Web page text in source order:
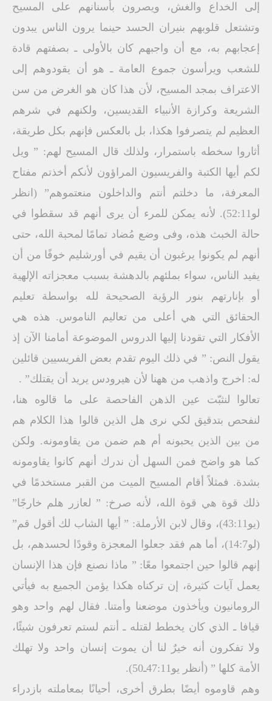
إلى الخداع والغش، ويصرون بأسنانهم على المسيح
وتشتعل قلوبهم بنيران الحسد حينما يرون الناس يبدون
إعجابهم به، مع أن واجبهم كان بالأولى ـ بصفتهم قادة
للشعب ويرأسون جموع العامة ـ هو أن يقودوهم إلى
الاعتراف بمجد المسيح، لأن هذا كان هو الغرض من سن
الشريعة وكرازة الأنبياء القديسين، ولكنهم في شرهم
العظيم لم يتصرفوا هكذا، بل بالعكس فإنهم بكل طريقة،
أثاروا سخطه باستمرار، ولذلك قال المسيح لهم: ” ويل
لكم أيها الكتبة والفريسيون المراؤون لأنكم أخذتم مفتاح
المعرفة، ما دخلتم أنتم والداخلون منعتموهم” (انظر
لو52:11). لأنه يمكن للمرء أن يرى أنهم قد سقطوا في
حالة الخبث هذه، وفى وضع مُضاد تمامًا لمحبة الله، حتى
أنهم لم يكونوا يرغبون أن يقيم في أورشليم خوفًا من أن
يفيد الناس، سواء بملئهم بالدهشة بسبب معجزاته الإلهية
أو بإنارتهم بنور الرؤية الصحيحة لله بواسطة تعليم
الحقائق التي هي أعلى من تعاليم الناموس. هذه هي
الأفكار التي تقودنا إليها الدروس الموضوعة أمامنا الآن إذ
يقول النص: ” في ذلك اليوم تقدم بعض الفريسيين قائلين
له: اخرج واذهب من ههنا لأن هيرودس يريد أن يقتلك” .
تعالوا لنثبّت عين الذهن الفاحصة على ما قالوه هنا،
لنفحص بتدقيق لكي نرى هل الذين قالوا هذا الكلام هم
من بين الذين يحبونه أم هم ضمن من يقاومونه. ولكن
كما هو واضح فمن السهل أن ندرك أنهم كانوا يقاومونه
بشدة. فمثلاً أقام المسيح الميت من القبر مستخدمًا في
ذلك قوة هي قوة الله، لأنه صرخ: ” لعازر هلم خارجًا”
(يو43:11)، وقال لابن الأرملة: ” أيها الشاب لك أقول قم”
(لو14:7)، أما هم فقد جعلوا المعجزة وقودًا لحسدهم، بل
إنهم قالوا حين اجتمعوا معًا: ” ماذا نصنع فإن هذا الإنسان
يعمل آيات كثيرة، إن تركناه هكذا يؤمن الجميع به فيأتي
الرومانيون ويأخذون موضعنا وأمتنا. فقال لهم واحد وهو
قيافا ـ الذي كان يخطط لقتله ـ أنتم لستم تعرفون شيئًا،
ولا تفكرون أنه خيرٌ لنا أن يموت إنسان واحد ولا تهلك
الأمة كلها ” (أنظر يو47:11ـ50).
وهم قاوموه أيضًا بطرق أخرى، أحيانًا بمعاملته بازدراء